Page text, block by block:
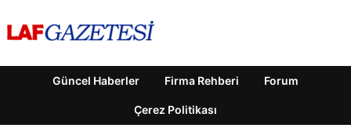
Güncel Haberler Firma Rehberi Forum
Çerez Politikası